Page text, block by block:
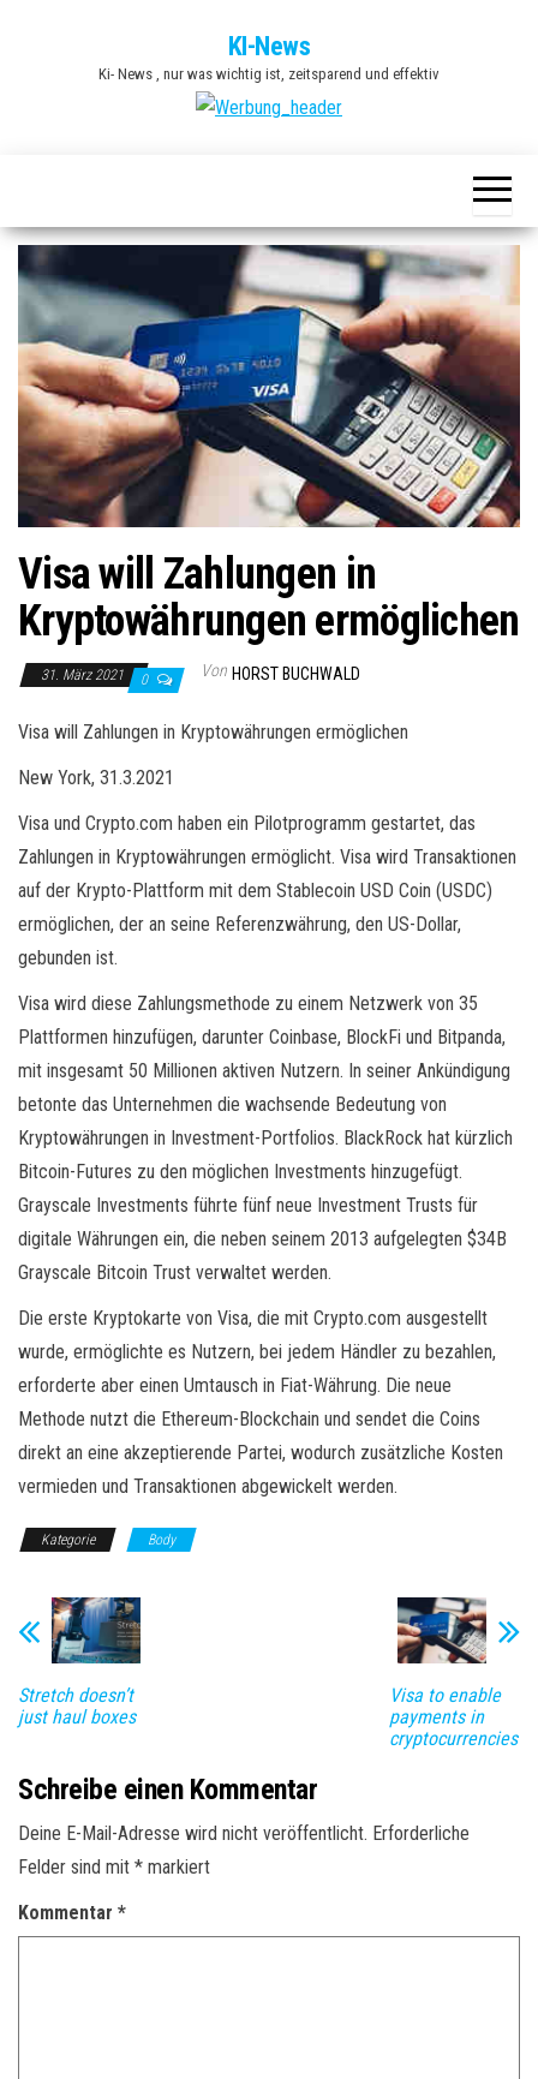
KI-News
Ki- News , nur was wichtig ist, zeitsparend und effektiv
Visa will Zahlungen in
Kryptowährungen ermöglichen
31. März 2021 0 Von HORST BUCHWALD
Visa will Zahlungen in Kryptowährungen ermöglichen
New York, 31.3.2021
Visa und Crypto.com haben ein Pilotprogramm gestartet, das
Zahlungen in Kryptowährungen ermöglicht. Visa wird Transaktionen
auf der Krypto-Plattform mit dem Stablecoin USD Coin (USDC)
ermöglichen, der an seine Referenzwährung, den US-Dollar,
gebunden ist.
Visa wird diese Zahlungsmethode zu einem Netzwerk von 35
Plattformen hinzufügen, darunter Coinbase, BlockFi und Bitpanda,
mit insgesamt 50 Millionen aktiven Nutzern. In seiner Ankündigung
betonte das Unternehmen die wachsende Bedeutung von
Kryptowährungen in Investment-Portfolios. BlackRock hat kürzlich
Bitcoin-Futures zu den möglichen Investments hinzugefügt.
Grayscale Investments führte fünf neue Investment Trusts für
digitale Währungen ein, die neben seinem 2013 aufgelegten $34B
Grayscale Bitcoin Trust verwaltet werden.
Die erste Kryptokarte von Visa, die mit Crypto.com ausgestellt
wurde, ermöglichte es Nutzern, bei jedem Händler zu bezahlen,
erforderte aber einen Umtausch in Fiat-Währung. Die neue
Methode nutzt die Ethereum-Blockchain und sendet die Coins
direkt an eine akzeptierende Partei, wodurch zusätzliche Kosten
vermieden und Transaktionen abgewickelt werden.
Kategorie Body
Stretch doesn’t
just haul boxes
Visa to enable
payments in
cryptocurrencies
Schreibe einen Kommentar
Deine E-Mail-Adresse wird nicht veröffentlicht. Erforderliche
Felder sind mit * markiert
Kommentar *